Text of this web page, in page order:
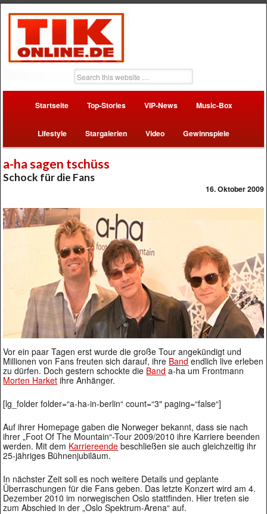
Startseite Top-Stories VIP-News Music-Box
Lifestyle Stargalerien Video Gewinnspiele
a-ha sagen tschüss
Schock für die Fans
16. Oktober 2009
Vor ein paar Tagen erst wurde die große Tour angekündigt und
Millionen von Fans freuten sich darauf, ihre Band endlich live erleben
zu dürfen. Doch gestern schockte die Band a-ha um Frontmann
Morten Harket ihre Anhänger.
[lg_folder folder=“a-ha-in-berlin“ count=“3″ paging=“false“]
Auf ihrer Homepage gaben die Norweger bekannt, dass sie nach
ihrer „Foot Of The Mountain“-Tour 2009/2010 ihre Karriere beenden
werden. Mit dem Karriereende beschließen sie auch gleichzeitig ihr
25-jähriges Bühnenjubiläum.
In nächster Zeit soll es noch weitere Details und geplante
Überraschungen für die Fans geben. Das letzte Konzert wird am 4.
Dezember 2010 im norwegischen Oslo stattfinden. Hier treten sie
zum Abschied in der „Oslo Spektrum-Arena“ auf.